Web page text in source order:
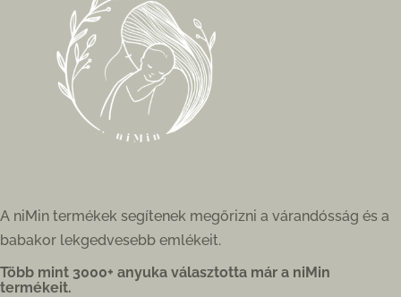
A niMin termékek segítenek megőrizni a várandósság és a
babakor lekgedvesebb emlékeit.
Több mint 3000+ anyuka választotta már a niMin
termékeit.